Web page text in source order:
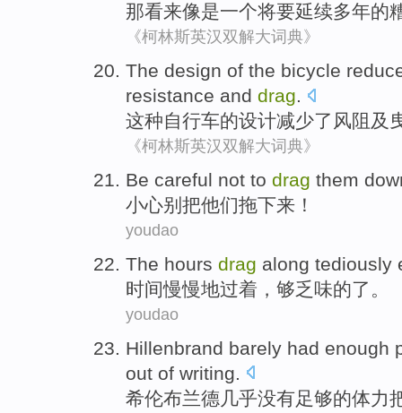
那看来像是一个将要延续多年的
《柯林斯英汉双解大词典》
The design of the bicycle
resistance and drag.
这种自行车的设计减少了 风阻 及
《柯林斯英汉双解大词典》
Be careful not to drag them
小心别 把他们拖下来！
youdao
The hours drag along tediously
时间慢慢地过着，够乏味的了。
youdao
Hillenbrand barely had enough
out of writing
希伦布兰德 几乎没有足够的体力